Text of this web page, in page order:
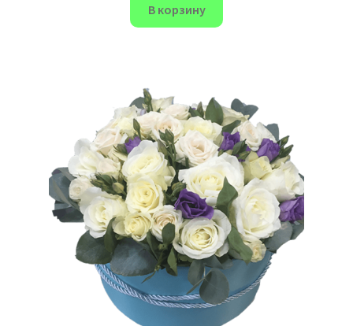
В корзину